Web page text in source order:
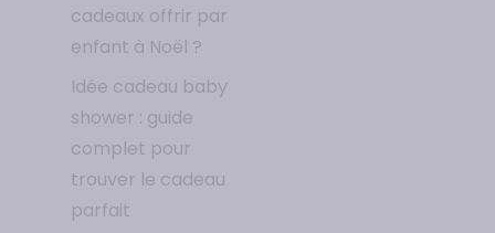
cadeaux offrir par
enfant à Noël ?
Idée cadeau baby
shower : guide
complet pour
trouver le cadeau
parfait